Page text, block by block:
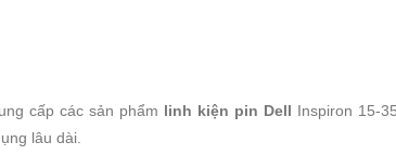
cấp các sản phẩm linh kiện pin Dell Inspiron 15-
lâu dài.